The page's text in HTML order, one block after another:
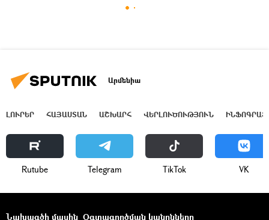
Արմենիա
ԼՈՒՐԵՐ ՀԱՅԱՍՏԱՆ ԱՇԽԱՐՀ ՎԵՐԼՈՒԾՈՒԹՅՈՒՆ
Rutube Telegram ТikТоk VK
Նախագծի մասին Օգտագործման կանոնները